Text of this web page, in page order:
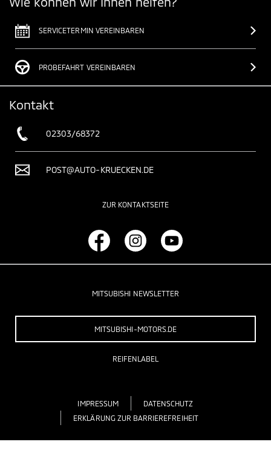
SERVICETERMIN VEREINBAREN
PROBEFAHRT VEREINBAREN
Kontakt
02303/68372
POST@AUTO-KRUECKEN.DE
ZUR KONTAKTSEITE
MITSUBISHI NEWSLETTER
MITSUBISHI-MOTORS.DE
REIFENLABEL
IMPRESSUM
DATENSCHUTZ
ERKLÄRUNG ZUR BARRIEREFREIHEIT